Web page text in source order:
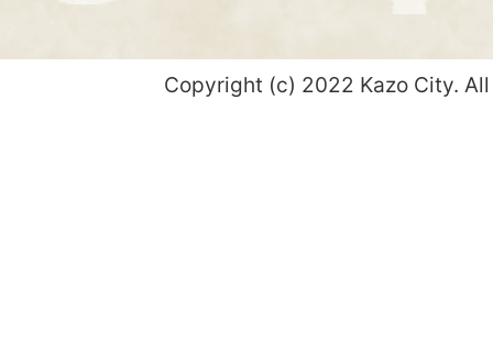
Copyright (c) 2022 Kazo City.